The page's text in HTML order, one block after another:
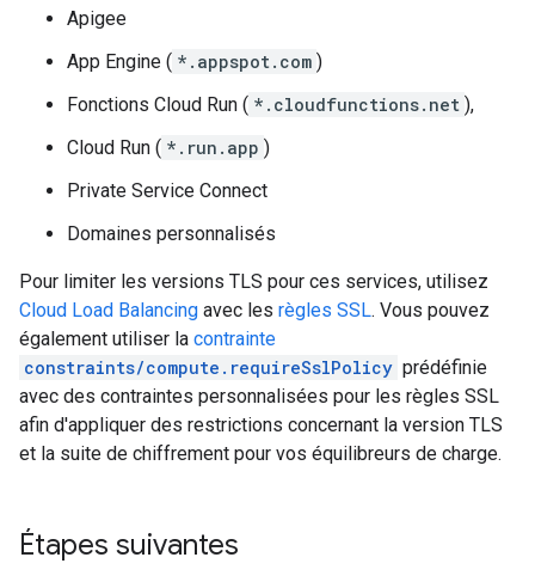
Apigee
App Engine ( *.appspot.com )
Fonctions Cloud Run ( *.cloudfunctions.net ),
Cloud Run ( *.run.app )
Private Service Connect
Domaines personnalisés
Pour limiter les versions TLS pour ces services, utilisez
Cloud Load Balancing avec les règles SSL. Vous pouvez
également utiliser la contrainte
constraints/compute.requireSslPolicy prédéfinie
avec des contraintes personnalisées pour les règles SSL
afin d'appliquer des restrictions concernant la version TLS
et la suite de chiffrement pour vos équilibreurs de charge.
Étapes suivantes